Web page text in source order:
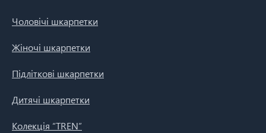
Чоловічі шкарпетки
Жіночі шкарпетки
Підліткові шкарпетки
Дитячі шкарпетки
Колекція “TREN”